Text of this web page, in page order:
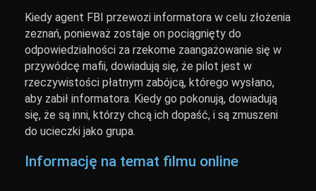
Kiedy agent FBI przewozi informatora w celu złożenia
zeznań, ponieważ zostaje on pociągnięty do
odpowiedzialności za rzekome zaangażowanie się w
przywódcę mafii, dowiadują się, że pilot jest w
rzeczywistości płatnym zabójcą, którego wysłano,
aby zabił informatora. Kiedy go pokonują, dowiadują
się, że są inni, którzy chcą ich dopaść, i są zmuszeni
do ucieczki jako grupa.
Informację na temat filmu online